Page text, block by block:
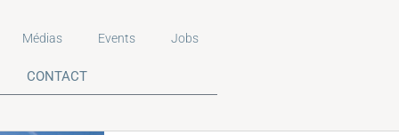
Médias Events Jobs
CONTACT